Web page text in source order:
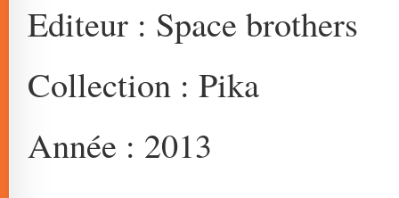
Editeur : Space brothers
Collection : Pika
Année : 2013